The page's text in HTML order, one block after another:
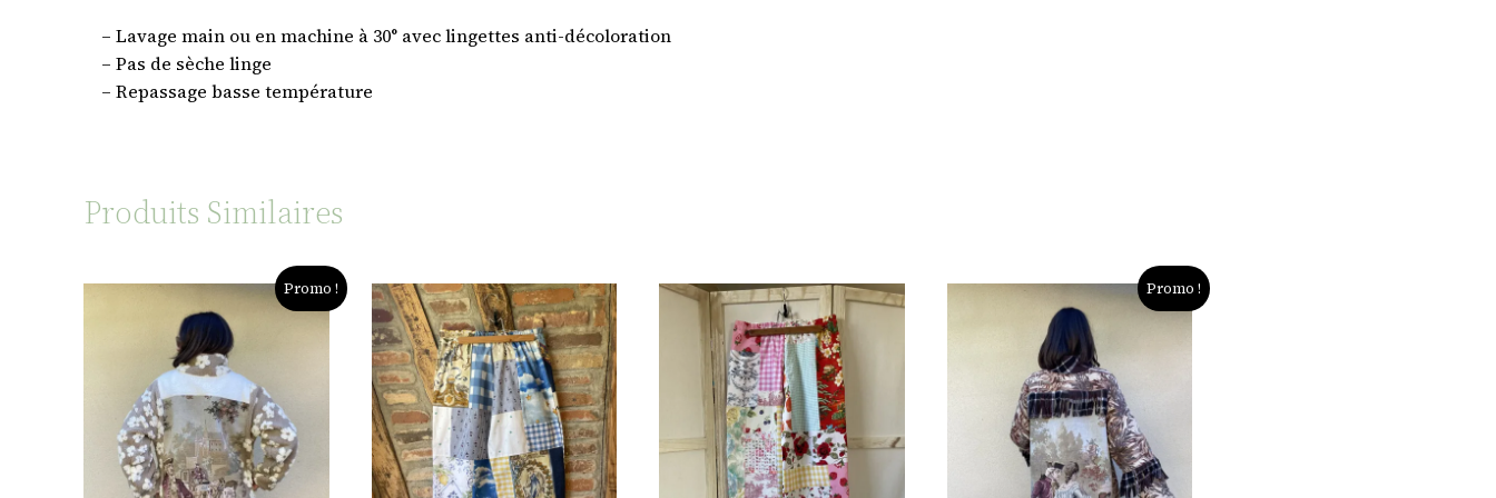
– Lavage main ou en machine à 30° avec lingettes anti-décoloration
– Pas de sèche linge
– Repassage basse température
Produits Similaires
Promo ! Promo !